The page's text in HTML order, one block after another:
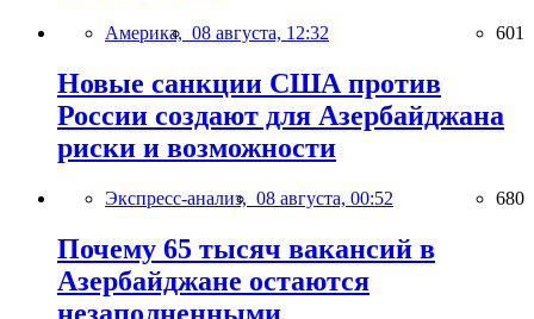
Америка, 08 августа, 12:32 601
Новые санкции США против
России создают для Азербайджана
риски и возможности
Экспресс-анализ, 08 августа, 00:52 680
Почему 65 тысяч вакансий в
Азербайджане остаются